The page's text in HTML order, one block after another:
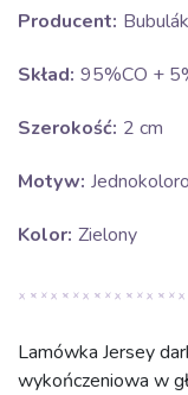
Producent:
Skład: 95%CO +
Szerokość: 2 cm
Motyw:
Kolor: Zielony
Lamówka Jersey
wykończeniowa w